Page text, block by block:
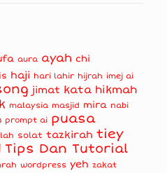
aura ayah chi
haji hari lahir hijrah imej ai
jimat kata hikmah
malaysia masjid mira nabi
prompt ai puasa
solat tazkirah tiey
Tips Dan Tutorial
wordpress yeh zakat